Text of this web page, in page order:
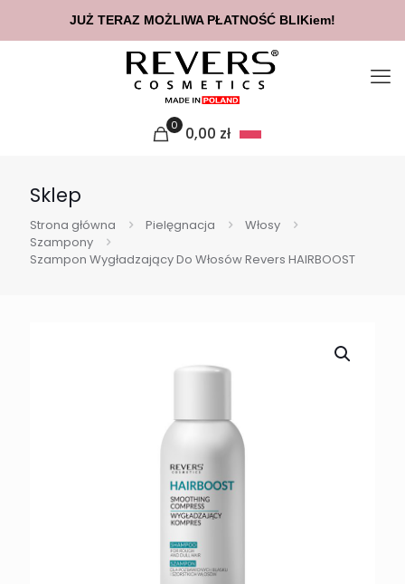
0 0,00 zł
Sklep
Strona główna Pielęgnacja
Włosy
Szampony
Szampon Wygładzający Do Włosów Revers HAIRBOOST
JUŻ TERAZ MOŻLIWA PŁATNOŚĆ BLIKiem!